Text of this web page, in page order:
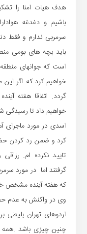
هدف هیات امنا را
باشیم و دغدغه
باید بچه های بومی
است که جوانهای منطقه
خواهیم کرد که اگر
گردد. اتفاقا هفته
خواهیم داد تا رسیدگی
اسدی در مورد ماجرای
کرد و ضمن رد کردن
تایید نکرده ام.
گرفتند اما در مورد
که هفته آینده مشخص
وی در واکنش به عدم
اردوهای تهران بلیطی
چنین چیزی باشد .همه